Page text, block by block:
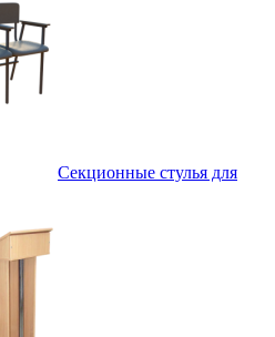
Секционные стулья для